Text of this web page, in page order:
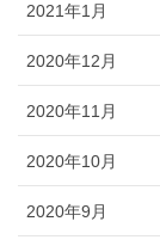
2021年1月
2020年12月
2020年11月
2020年10月
2020年9月